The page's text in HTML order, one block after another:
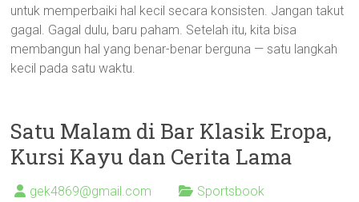
untuk memperbaiki hal kecil secara konsisten. Jangan takut
gagal. Gagal dulu, baru paham. Setelah itu, kita bisa
membangun hal yang benar-benar berguna — satu langkah
kecil pada satu waktu.
Satu Malam di Bar Klasik Eropa,
Kursi Kayu dan Cerita Lama
gek4869@gmail.com Sportsbook